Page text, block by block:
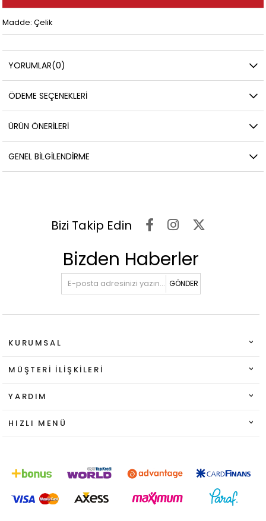
Madde: Çelik
YORUMLAR(0)
ÖDEME SEÇENEKLERI
ÜRÜN ÖNERILERI
GENEL BILGILENDIRME
Bizi Takip Edin
Bizden Haberler
GÖNDER
KURUMSAL
MÜŞTERI İLIŞKILERI
YARDIM
HIZLI MENÜ